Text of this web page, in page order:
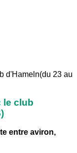
le club
entre aviron,